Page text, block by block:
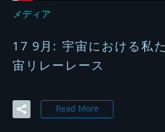
メディア
17 9月: 宇宙における私
宙リレーレース
Read More